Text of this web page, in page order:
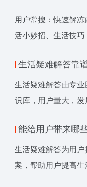
用户常搜：快速解
活小妙招、生活技巧
生活疑难解答靠
生活疑难解答由专
识库，用户量大，发
能给用户带来哪
生活疑难解答为用
案，帮助用户提高生